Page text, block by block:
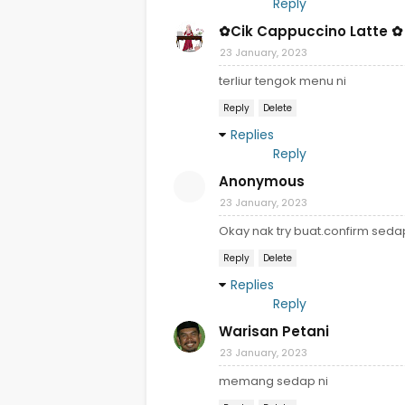
✿Cik Cappuccino Latte ✿
23 January, 2023
terliur tengok menu ni
Reply Delete
Replies
Reply
Anonymous
23 January, 2023
Okay nak try buat.confirm
Reply Delete
Replies
Reply
Warisan Petani
23 January, 2023
memang sedap ni